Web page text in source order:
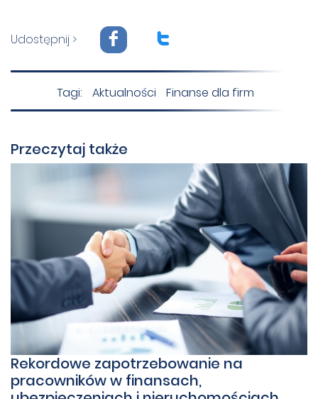
Udostępnij > F T
Tagi: Aktualności Finanse dla firm
Przeczytaj także
Rekordowe zapotrzebowanie na
pracowników w finansach,